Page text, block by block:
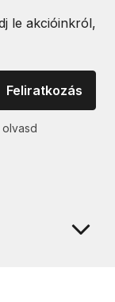
le akcióinkról,
Feliratkozás